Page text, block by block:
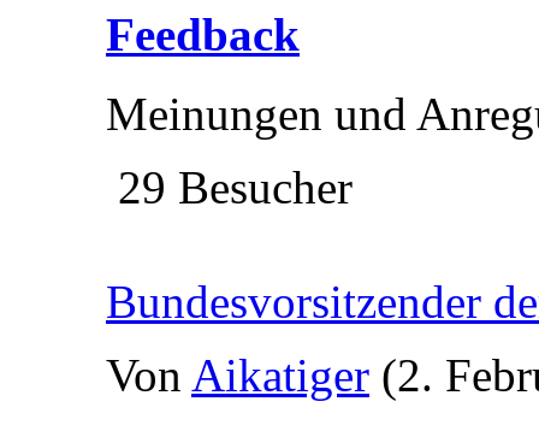
Feedback
Meinungen und
29 Besucher
Bundesvorsitzender
Von Aikatiger (2.